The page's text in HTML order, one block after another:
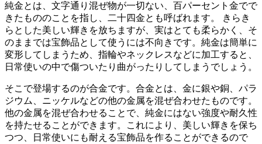
純金とは、文字通り混ぜ物が一切ない、百パーセント金でで
きたもののことを指し、二十四金とも呼ばれます。
きらき
らとした美しい輝きを放ちますが、実はとても柔らかく、そ
のままでは宝飾品として使うには不向きです。純金は簡単に
変形してしまうため、指輪やネックレスなどに加工すると、
日常使いの中で傷ついたり曲がったりしてしまうでしょう。
そこで登場するのが合金です。合金とは、 金に銀や銅、パラ
ジウム、ニッケルなどの他の金属を混ぜ合わせたものです。
他の金属を混ぜ合わせることで、純金にはない強度や耐久性
を持たせることができます。これにより、美しい輝きを保ち
つつ、日常使いにも耐える宝飾品を作ることができるので